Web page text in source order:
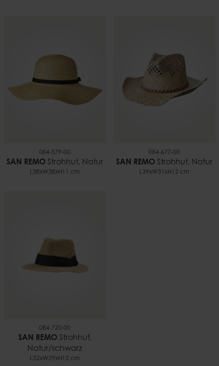
084-579-00
SAN REMO Strohhut, Natur
L38xW38xH11 cm
084-677-00
SAN REMO Strohhut, Natur
L39xW31xH12 cm
084-720-00
SAN REMOStrohhut,
Natur/schwarz
L32xW29xH12 cm